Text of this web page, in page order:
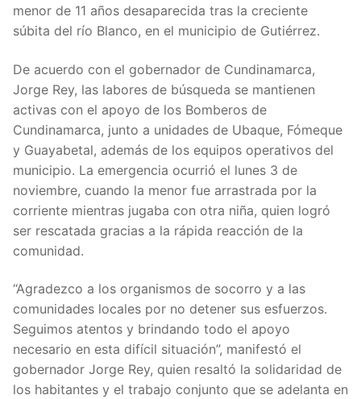
menor de 11 años desaparecida tras la creciente
súbita del río Blanco, en el municipio de Gutiérrez.
De acuerdo con el gobernador de Cundinamarca,
Jorge Rey, las labores de búsqueda se mantienen
activas con el apoyo de los Bomberos de
Cundinamarca, junto a unidades de Ubaque, Fómeque
y Guayabetal, además de los equipos operativos del
municipio. La emergencia ocurrió el lunes 3 de
noviembre, cuando la menor fue arrastrada por la
corriente mientras jugaba con otra niña, quien logró
ser rescatada gracias a la rápida reacción de la
comunidad.
“Agradezco a los organismos de socorro y a las
comunidades locales por no detener sus esfuerzos.
Seguimos atentos y brindando todo el apoyo
necesario en esta difícil situación”, manifestó el
gobernador Jorge Rey, quien resaltó la solidaridad de
los habitantes y el trabajo conjunto que se adelanta en